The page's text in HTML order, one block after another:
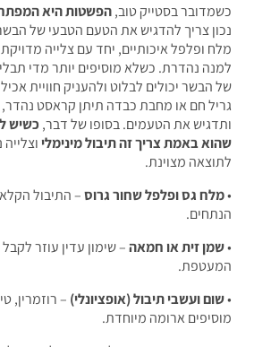
בסטייק טוב,הפשטות היא המפתח –
צריך להדגיש את הטעם הטבעי של הבשר ולא
ופלפל איכותיים, יחד עם צלייה מדויקת,
נהדרת. כשלא מוסיפים יותר מדי תבלינים,
יכולים לבלוט ולהעניק חוויית אכילה
חם או מחבת כבדה תיתן קראסט נהדר,
את הטעמים. בסופו של דבר,כשיש לך בשר
באמת צריך זה תיבול מינימליוצלייה נכונה
מצוינת.
גס ופלפל שחור גרוס– התיבול הקלאסי
זית או חמאה– שימון עדין עוזר לקבל
ועשבי תיבול (אופציונלי)– רוזמרין, טימין
ארומה מיוחדת.